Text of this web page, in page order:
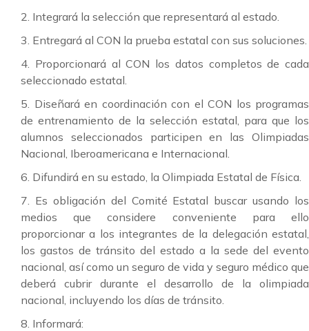
2. Integrará la selección que representará al estado.
3. Entregará al CON la prueba estatal con sus soluciones.
4. Proporcionará al CON los datos completos de cada
seleccionado estatal.
5. Diseñará en coordinación con el CON los programas
de entrenamiento de la selección estatal, para que los
alumnos seleccionados participen en las Olimpiadas
Nacional, Iberoamericana e Internacional.
6. Difundirá en su estado, la Olimpiada Estatal de Física.
7. Es obligación del Comité Estatal buscar usando los
medios que considere conveniente para ello
proporcionar a los integrantes de la delegación estatal,
los gastos de tránsito del estado a la sede del evento
nacional, así como un seguro de vida y seguro médico que
deberá cubrir durante el desarrollo de la olimpiada
nacional, incluyendo los días de tránsito.
8. Informará: